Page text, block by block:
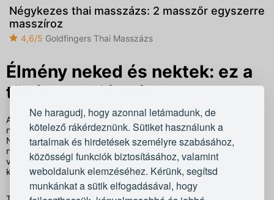
Ne haragudj, hogy azonnal letámadunk, de
kötelező rákérdeznünk. Sütiket használunk a
tartalmak és hirdetések személyre szabásához,
közösségi funkciók biztosításához, valamint
weboldalunk elemzéséhez. Kérünk, segítsd
munkánkat a sütik elfogadásával, hogy
Négykezes thai masszázs: 2 masszőr egyszerre
masszíroz
4,6/5 Goldfingers Thai Masszázs
Élmény neked és nektek: ez a
tökéletes ajándék
Az élményeidet ugyan nem tudod feltenni a polcra vagy a falra,
nem tudod kézbe venni, viszont egész életedben elkísérnek.
Nem szeretnénk eldönteni a nagy kérdést, hogy könyvet kapni
nagyobb meglepetés vagy az élményajándék a megfelelő
választás, de abban biztosak vagyunk, hogy újdonságot vagy
közös időt ajándékozni biztos, hogy nem lesz csalódás.
Hogyan válassz az élmények közül?